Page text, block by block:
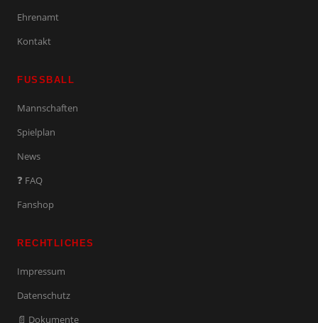
Ehrenamt
Kontakt
FUSSBALL
Mannschaften
Spielplan
News
❓ FAQ
Fanshop
RECHTLICHES
Impressum
Datenschutz
📄 Dokumente